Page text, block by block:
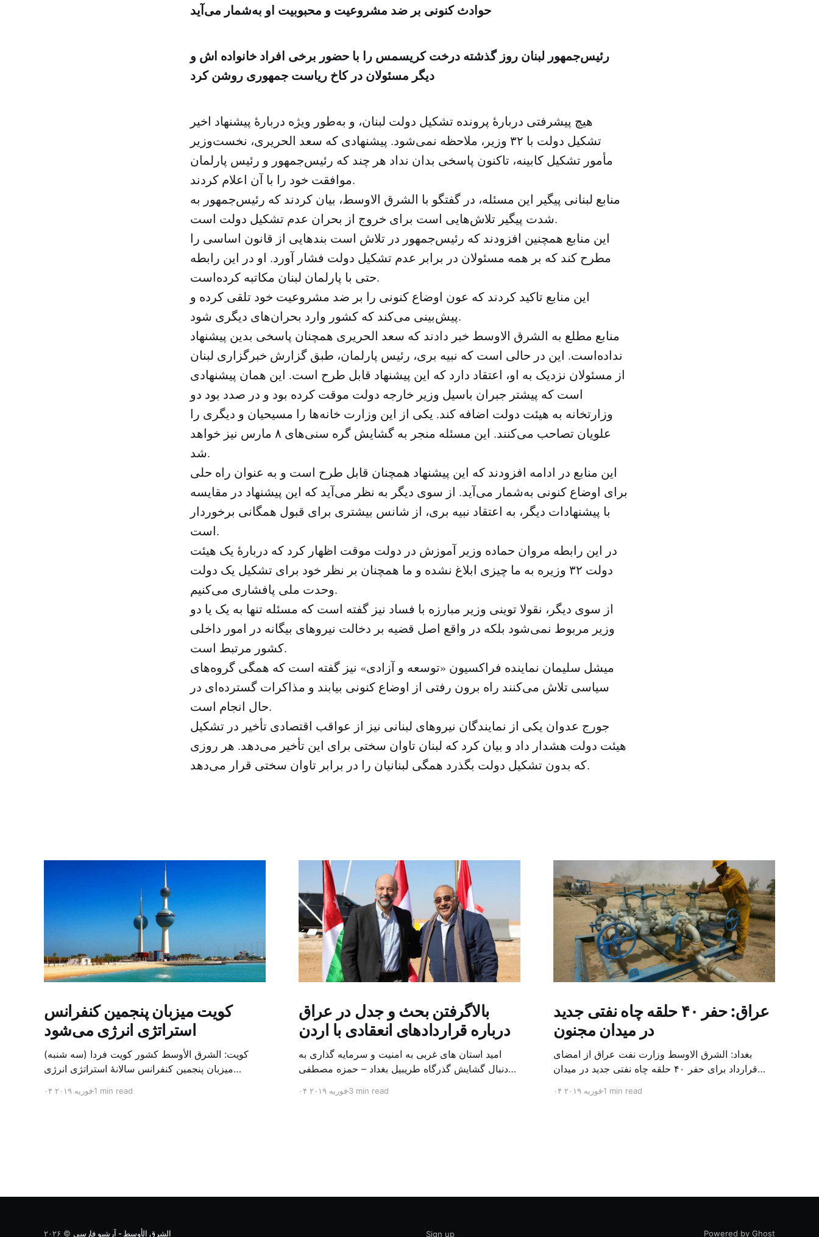
حوادث کنونی بر ضد مشروعیت و محبوبیت او به‌شمار می‌آید
رئیس‌جمهور لبنان روز گذشته درخت کریسمس را با حضور برخی افراد خانواده اش و
دیگر مسئولان در کاخ ریاست جمهوری روشن کرد
هیچ پیشرفتی دربارهٔ پرونده تشکیل دولت لبنان، و به‌طور ویژه دربارهٔ پیشنهاد اخیر
تشکیل دولت با ۳۲ وزیر، ملاحظه نمی‌شود. پیشنهادی که سعد الحریری، نخست‌وزیر
مأمور تشکیل کابینه، تاکنون پاسخی بدان نداد هر چند که رئیس‌جمهور و رئیس پارلمان
موافقت خود را با آن اعلام کردند.
منابع لبنانی پیگیر این مسئله، در گفتگو با الشرق الاوسط، بیان کردند که رئیس‌جمهور به
شدت پیگیر تلاش‌هایی است برای خروج از بحران عدم تشکیل دولت است.
این منابع همچنین افزودند که رئیس‌جمهور در تلاش است بندهایی از قانون اساسی را
مطرح کند که بر همه مسئولان در برابر عدم تشکیل دولت فشار آورد. او در این رابطه
حتی با پارلمان لبنان مکاتبه کرده‌است.
این منابع تاکید کردند که عون اوضاع کنونی را بر ضد مشروعیت خود تلقی کرده و
پیش‌بینی می‌کند که کشور وارد بحران‌های دیگری شود.
منابع مطلع به الشرق الاوسط خبر دادند که سعد الحریری همچنان پاسخی بدین پیشنهاد
نداده‌است. این در حالی است که نبیه بری، رئیس پارلمان، طبق گزارش خبرگزاری لبنان
از مسئولان نزدیک به او، اعتقاد دارد که این پیشنهاد قابل طرح است. این همان پیشنهادی
است که پیشتر جبران باسیل وزیر خارجه دولت موقت کرده بود و در صدد بود دو
وزارتخانه به هیئت دولت اضافه کند. یکی از این وزارت خانه‌ها را مسیحیان و دیگری را
علویان تصاحب می‌کنند. این مسئله منجر به گشایش گره سنی‌های ۸ مارس نیز خواهد
شد.
این منابع در ادامه افزودند که این پیشنهاد همچنان قابل طرح است و به عنوان راه حلی
برای اوضاع کنونی به‌شمار می‌آید. از سوی دیگر به نظر می‌آید که این پیشنهاد در مقایسه
با پیشنهادات دیگر، به اعتقاد نبیه بری، از شانس بیشتری برای قبول همگانی برخوردار
است.
در این رابطه مروان حماده وزیر آموزش در دولت موقت اظهار کرد که دربارهٔ یک هیئت
دولت ۳۲ وزیره به ما چیزی ابلاغ نشده و ما همچنان بر نظر خود برای تشکیل یک دولت
وحدت ملی پافشاری می‌کنیم.
از سوی دیگر، نقولا توینی وزیر مبارزه با فساد نیز گفته است که مسئله تنها به یک یا دو
وزیر مربوط نمی‌شود بلکه در واقع اصل قضیه بر دخالت نیروهای بیگانه در امور داخلی
کشور مرتبط است.
میشل سلیمان نماینده فراکسیون «توسعه و آزادی» نیز گفته است که همگی گروه‌های
سیاسی تلاش می‌کنند راه برون رفتی از اوضاع کنونی بیابند و مذاکرات گسترده‌ای در
حال انجام است.
جورج عدوان یکی از نمایندگان نیروهای لبنانی نیز از عواقب اقتصادی تأخیر در تشکیل
هیئت دولت هشدار داد و بیان کرد که لبنان تاوان سختی برای این تأخیر می‌دهد. هر روزی
که بدون تشکیل دولت بگذرد همگی لبنانیان را در برابر تاوان سختی قرار می‌دهد.
کویت میزبان پنجمین کنفرانس
استراتژی انرژی می‌شود
کویت: الشرق الأوسط کشور کویت فردا (سه شنبه)
میزبان پنجمین کنفرانس سالانهٔ استراتژی انرژی
الشرق الاوسط، حدود ۳۰۰ متخصص از شرکت‌های
۰۴ فوریه ۲۰۱۹1 min read
بالاگرفتن بحث و جدل در عراق
درباره قراردادهای انعقادی با اردن
امید استان های غربی به امنیت و سرمایه گذاری به
دنبال گشایش گذرگاه طریبیل بغداد – حمزه مصطفی
طریبیل توسط عادل عبد المهدی نخست وزیر عراق و
۰۴ فوریه ۲۰۱۹3 min read
عراق: حفر ۴۰ حلقه چاه نفتی جدید
در میدان مجنون
بغداد: الشرق الاوسط وزارت نفت عراق از امضای
قرارداد برای حفر ۴۰ حلقه چاه نفتی جدید در میدان
محمد خضیر مدعامل شرکت حفاری عراق روز یکشنبه
۰۴ فوریه ۲۰۱۹1 min read
الشرق الأوسط - آرشیو فارسی © ۲۰۲۶ Sign up Powered by Ghost